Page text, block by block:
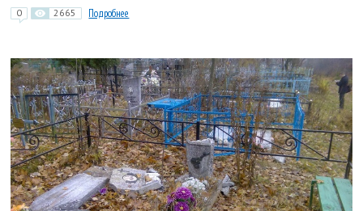
0 2665 Подробнее